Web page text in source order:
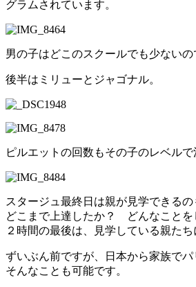
グラムされています。
男の子はどこのスクールでも少ない
後半はミリューとジャゴナル。
ピルエットの回数もその子のレベルで
スタージュ最終日は親が見学できるの
どこまで上達したか？ どんなことを
２時間の最後は、見学している親たち
ずいぶん前ですが、日本から家族で
そんなことも可能です。